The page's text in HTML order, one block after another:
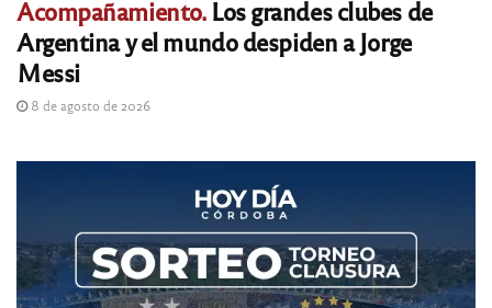
Acompañamiento.Los grandes clubes de
Argentina y el mundo despiden a Jorge
Messi
8 de agosto de 2026